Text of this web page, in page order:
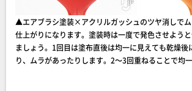
▲エアブラシ塗装×アクリルガッシュのツヤ消しで
仕上がりになります。塗装時は一度で発色させよう
ましょう。1回目は塗布直後は均一に見えても乾燥後
り、ムラがあったりします。2～3回重ねることで均